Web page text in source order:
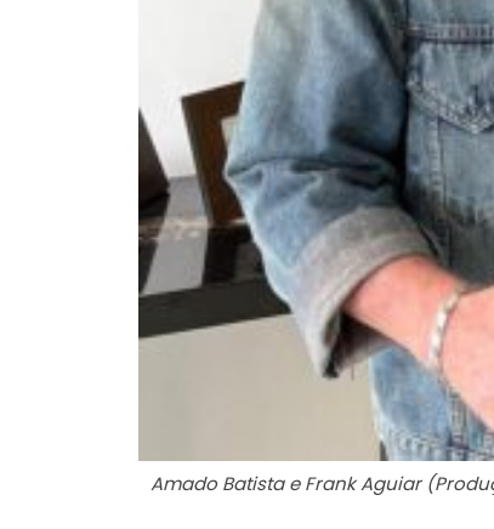
Amado Batista e Frank Aguiar